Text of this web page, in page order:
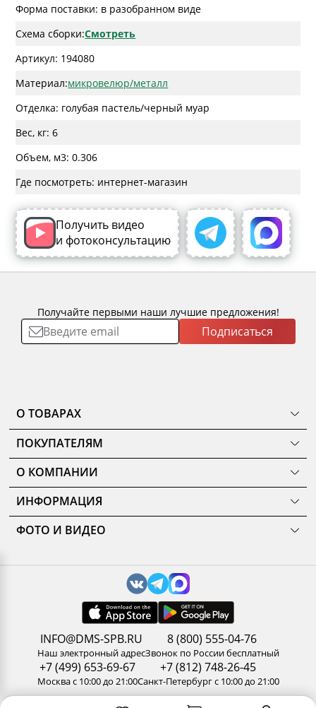
Форма поставки: в разобранном виде
Схема сборки:Смотреть
Артикул: 194080
Материал:микровелюр/металл
Отделка: голубая пастель/черный муар
Вес, кг: 6
Объем, м3: 0.306
Где посмотреть: интернет-магазин
Получить видео
и фотоконсультацию
Получайте первыми наши лучшие предложения!
Подписаться
О ТОВАРАХ
ТОВАРЫ
КОМНАТЫ
КОЛЛЕКЦИИ
НОВИНКИ
РАСПРОДАЖА
АКЦИИ
ПОКУПАТЕЛЯМ
Как сделать заказ
Оплата
О ценах и скидках
Подарочные сертификаты
Доставка и сборка
Замер помещения
Корпоративным клиентам
Правила и условия обмена и возврата товара
О КОМПАНИИ
Наши салоны
История
Нам доверяют
Новости
Стань партнером ДМС-Маркет
Результаты оценки труда
Контакты
ИНФОРМАЦИЯ
Уход за мебелью
Карельский стандарт
Обработка персональных данных
Пользовательское соглашение
ФОТО И ВИДЕО
INFO@DMS-SPB.RU
Наш электронный адрес
8 (800) 555-04-76
Звонок по России бесплатный
+7 (499) 653-69-67
Москва с 10:00 до 21:00
+7 (812) 748-26-45
Санкт-Петербург с 10:00 до 21:00